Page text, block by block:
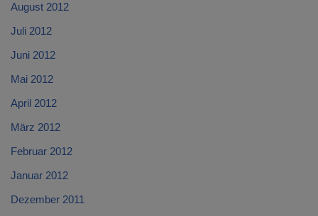
August 2012
Juli 2012
Juni 2012
Mai 2012
April 2012
März 2012
Februar 2012
Januar 2012
Dezember 2011